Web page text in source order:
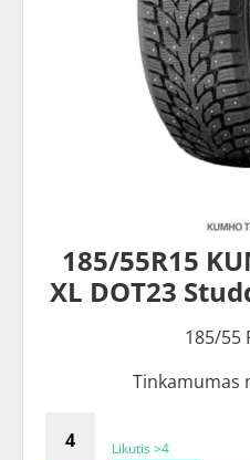
185/55R15
XL DOT23
185/55
Tinkamumas
Likutis >4